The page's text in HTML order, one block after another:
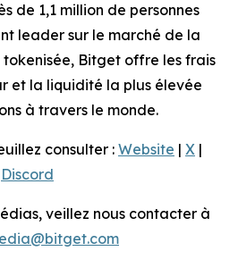
de 1,1 million de personnes
leader sur le marché de la
Bitget offre les frais
et la liquidité la plus élevée
à travers le monde.
consulter : Website | X |
Discord
veillez nous contacter à